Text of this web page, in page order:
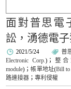
面對普思電
訟，湧德電
2021/5/24 普
Electronic Corp.)； 整
module)；帳單地址(Bill to
路連接器 ；專利侵權